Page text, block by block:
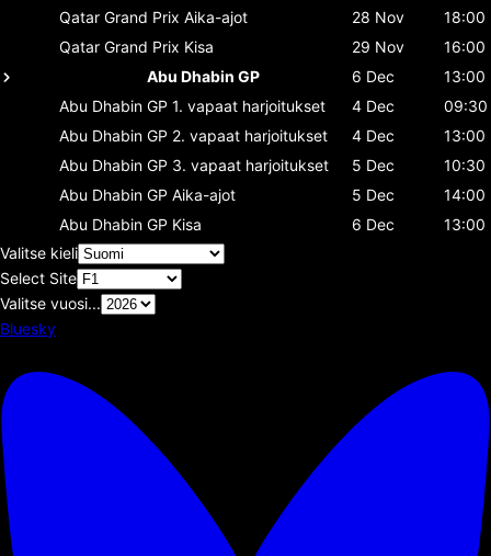
Qatar Grand Prix Aika-ajot 28 Nov
18:00
Qatar Grand Prix Kisa 29 Nov
16:00
Abu Dhabin GP
6 Dec
13:00
Abu Dhabin GP 1. vapaat harjoitukset 4 Dec
09:30
Abu Dhabin GP 2. vapaat harjoitukset 4 Dec
13:00
Abu Dhabin GP 3. vapaat harjoitukset 5 Dec
10:30
Abu Dhabin GP Aika-ajot 5 Dec
14:00
Abu Dhabin GP Kisa 6 Dec
13:00
Valitse kieli
Select Site
Valitse vuosi...
Bluesky